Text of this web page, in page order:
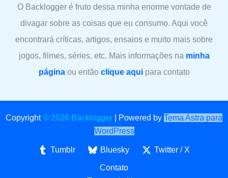
O Backlogger é fruto dessa minha enorme vontade de
divagar sobre as coisas que eu consumo. Aqui você
encontrará críticas, artigos, ensaios e muito mais sobre
jogos, filmes, séries, etc. Mais informações na minha
páginaou então clique aquipara contato
Copyright© 2026 Backlogger Powered by Tema Astra para
WordPress
Tumblr Bluesky Twitter / X
Contato